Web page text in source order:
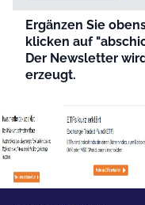
Ergänzen Sie
klicken auf
Der Newsletter
erzeugt.